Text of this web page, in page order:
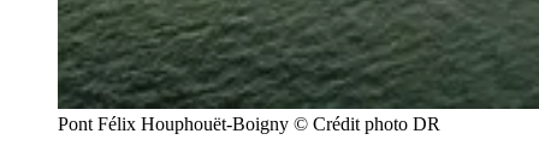
Pont Félix Houphouët-Boigny © Crédit photo DR